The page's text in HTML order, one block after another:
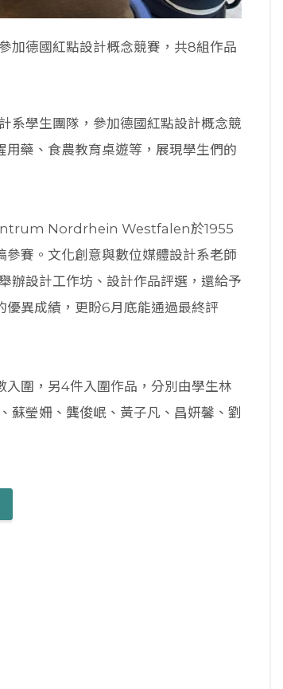
加德國紅點設計概念競賽，共8組作品
系學生團隊，參加德國紅點設計概念競
藥、食農教育桌遊等，展現學生們的
Nordrhein Westfalen於1955
賽。文化創意與數位媒體設計系老師
辦設計工作坊、設計作品評選，還給予
異成績，更盼6月底能通過最終評
圍，另4件入圍作品，分別由學生林
蘇瑩姍、龔俊岷、黃子凡、昌姸馨、劉